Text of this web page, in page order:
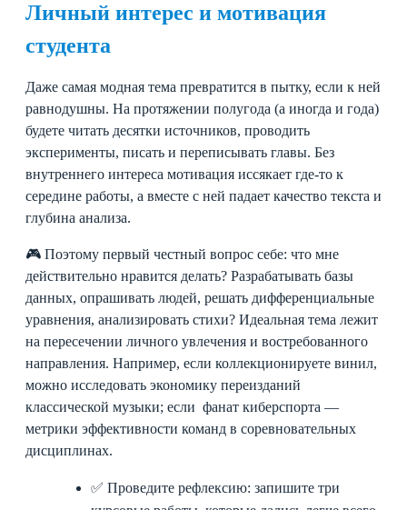
Личный интерес и мотивация
студента
Даже самая модная тема превратится в пытку, если к ней
равнодушны. На протяжении полугода (а иногда и года)
будете читать десятки источников, проводить
эксперименты, писать и переписывать главы. Без
внутреннего интереса мотивация иссякает где-то к
середине работы, а вместе с ней падает качество текста и
глубина анализа.
🎮 Поэтому первый честный вопрос себе: что мне
действительно нравится делать? Разрабатывать базы
данных, опрашивать людей, решать дифференциальные
уравнения, анализировать стихи? Идеальная тема лежит
на пересечении личного увлечения и востребованного
направления. Например, если коллекционируете винил,
можно исследовать экономику переизданий
классической музыки; если фанат киберспорта —
метрики эффективности команд в соревновательных
дисциплинах.
✅ Проведите рефлексию: запишите три